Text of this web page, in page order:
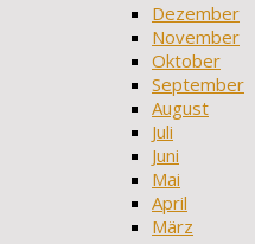
Dezember
November
Oktober
September
August
Juli
Juni
Mai
April
März